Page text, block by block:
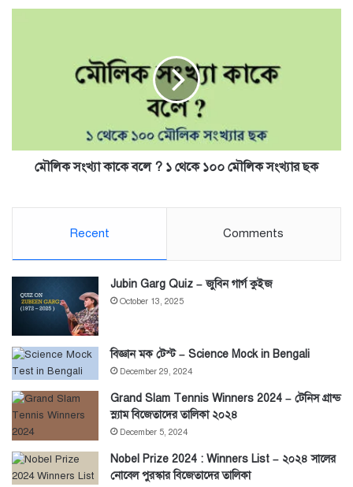
মৌলিক
সংখ্যারমৌলিক সংখ্যা কাকে বলে ? ১ থেকে ১০০ মৌলিক সংখ্যার ছক
Recent Comments
Jubin Garg Quiz – জুবিন গার্গ কুইজ
October 13, 2025
বিজ্ঞান মক টেস্ট – Science Mock in Bengali
December 29, 2024
Grand Slam Tennis Winners 2024 – টেনিস গ্রান্ড
স্ল্যাম বিজেতাদের তালিকা ২০২৪
December 5, 2024
Nobel Prize 2024 : Winners List – ২০২৪ সালের
নোবেল পুরস্কার বিজেতাদের তালিকা